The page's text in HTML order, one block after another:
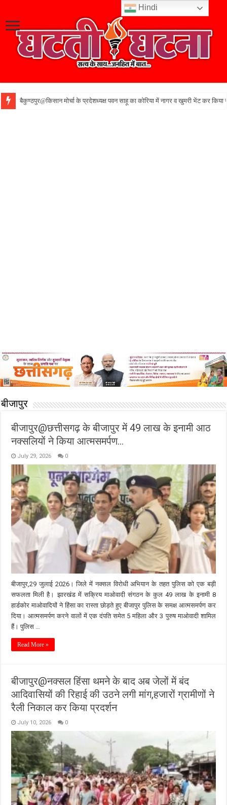
बैकुण्ठपुर@किसान मोर्चा के प्रदेशध्यक्ष पवन साहू का कोरिया में नागर व खुमरी भेंट कर किया
बीजापुर
बीजापुर@छत्तीसगढ़ के बीजापुर में 49 लाख के इनामी आठ
नक्सलियों ने किया आत्मसमर्पण…
July 29, 2026 0
बीजापुर,29 जुलाई 2026। जिले में नक्सल विरोधी अभियान के तहत पुलिस को एक बड़ी
सफलता मिली है। झारखंड में सक्रिय माओवादी संगठन के कुल 49 लाख के इनामी 8
हार्डकोर माओवादियों ने हिंसा का रास्ता छोड़ते हुए बीजापुर पुलिस के समक्ष आत्मसमर्पण कर
दिया। आत्मसमर्पण करने वालों में एक दंपति समेत 5 महिला और 3 पुरुष माओवादी शामिल
हैं। पुलिस …
Read More »
बीजापुर@नक्सल हिंसा थमने के बाद अब जेलों में बंद
आदिवासियों की रिहाई की उठने लगी मांग,हजारों ग्रामीणों ने
रैली निकाल कर किया प्रदर्शन
July 10, 2026 0
Hindi